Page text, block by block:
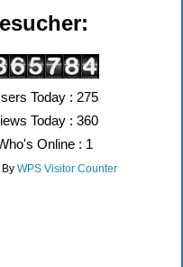
Today : 275
Today : 360
Online : 1
WPS Visitor Counter